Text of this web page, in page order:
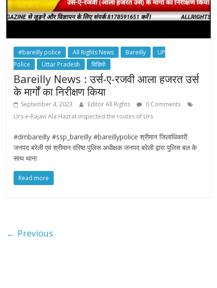
#bareilly police All Rights News Bareilly
UP
Police
Uttar Pradesh विडियो
Bareilly News : उर्स-ए-रजवी आला हजरत उर्स
के मार्गों का निरीक्षण किया
September 4, 2023 Editor All Rights
0 Comments
Urs-e-Rajavi Ala Hazrat inspected the routes of Urs
#dmbareilly #ssp_bareilly #bareillypolice श्रीमान जिलाधिकारी
जनपद बरेली एवं श्रीमान वरिष्ठ पुलिस अधीक्षक जनपद बरेली द्वारा पुलिस बल के
साथ थाना
Read more
← Previous